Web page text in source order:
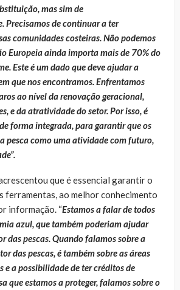
mas sim de
Precisamos de continuar a ter
comunidades costeiras. Não podemos
Europeia ainda importa mais de 70% do
Este é um dado que deve ajudar a
que nos encontramos. Enfrentamos
ao nível da renovação geracional,
e da atratividade do setor. Por isso, é
forma integrada, para garantir que os
pesca como uma atividade com futuro,
que é essencial garantir o
ferramentas, ao melhor conhecimento
informação. “Estamos a falar de todos
azul, que também poderiam ajudar
das pescas. Quando falamos sobre a
das pescas, é também sobre as áreas
e a possibilidade de ter créditos de
que estamos a proteger, falamos sobre o